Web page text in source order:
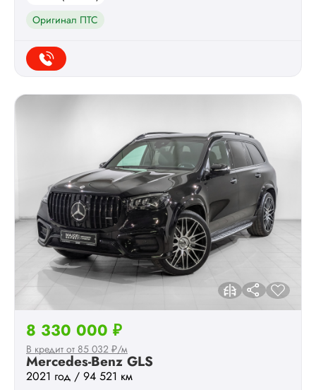
Оригинал ПТС
Mercedes-Benz GLS
2021 год / 94 521 км
8 330 000 ₽
В кредит от 85 032 ₽/м